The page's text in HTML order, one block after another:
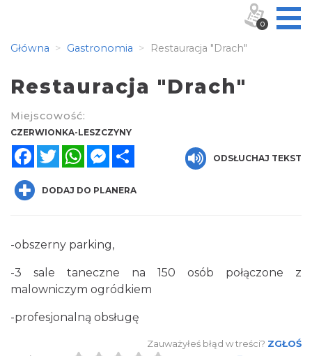
Główna Gastronomia Restauracja "Drach"
Restauracja "Drach"
Miejscowość:
CZERWIONKA-LESZCZYNY
FacebookTwitterWhatsAppMessenger
ODSŁUCHAJ TEKST
DODAJ DO PLANERA
-obszerny parking,
-3 sale taneczne na 150 osób połączone z
malowniczym ogródkiem
-profesjonalną obsługę
Zauważyłeś błąd w treści? ZGŁOŚ
0